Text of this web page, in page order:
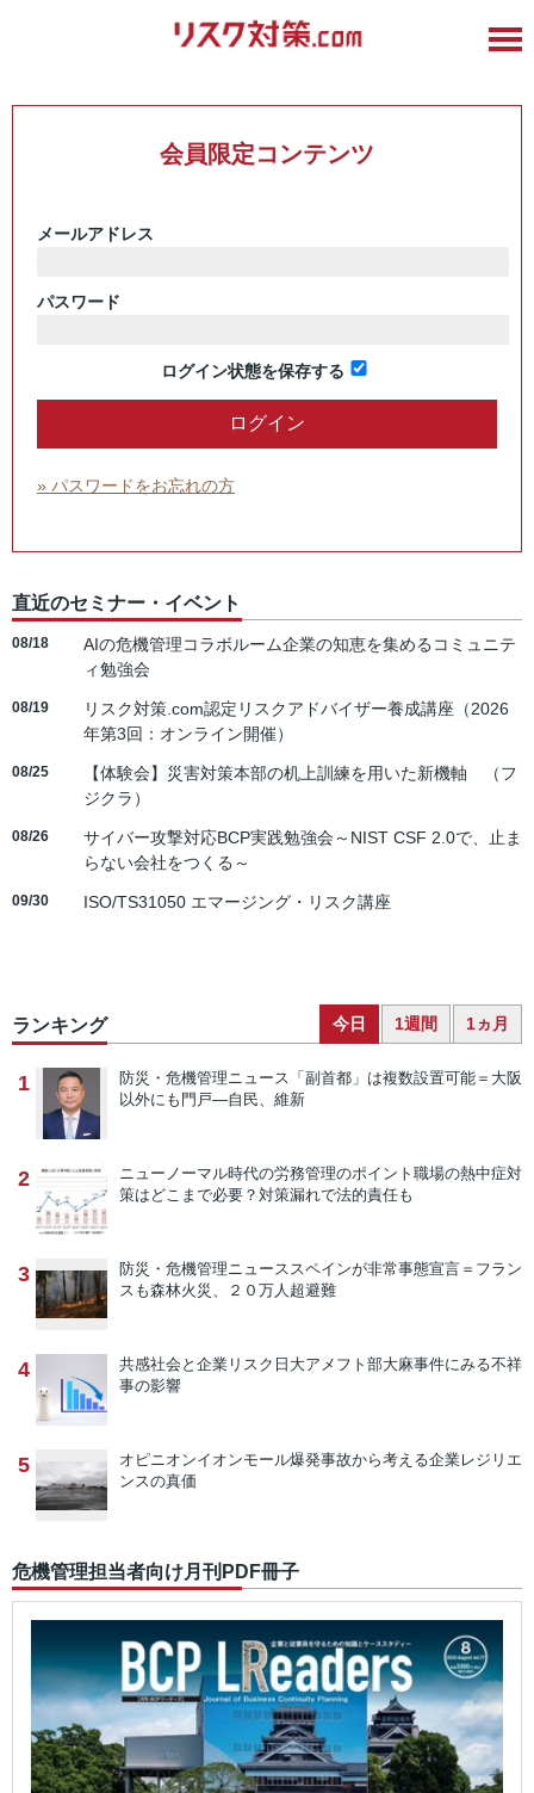
会員限定コンテンツ
メールアドレス
パスワード
ログイン状態を保存する
» パスワードをお忘れの方
直近のセミナー・イベント
08/18
AIの危機管理コラボルーム企業の知恵を集めるコミュニテ
ィ勉強会
08/19
リスク対策.com認定リスクアドバイザー養成講座（2026
年第3回：オンライン開催）
08/25
【体験会】災害対策本部の机上訓練を用いた新機軸 （フ
ジクラ）
08/26
サイバー攻撃対応BCP実践勉強会～NIST CSF 2.0で、止ま
らない会社をつくる～
09/30 ISO/TS31050 エマージング・リスク講座
ランキング 今日 1週間 1ヵ月
1 防災・危機管理ニュース 「副首都」は複数設置可能＝大阪
以外にも門戸―自民、維新
2 ニューノーマル時代の労務管理のポイント 職場の熱中症対
策はどこまで必要？対策漏れで法的責任も
3 防災・危機管理ニューススペインが非常事態宣言＝フラン
スも森林火災、２０万人超避難
4 共感社会と企業リスク 日大アメフト部大麻事件にみる不祥
事の影響
5 オピニオンイオンモール爆発事故から考える企業レジリエ
ンスの真価
危機管理担当者向け月刊PDF冊子